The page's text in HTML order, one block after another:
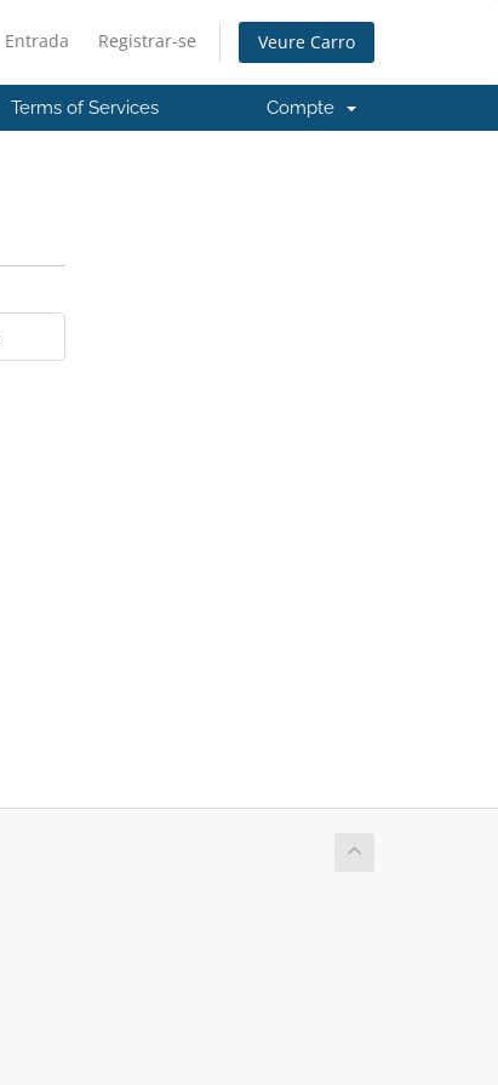
Entrada Registrar-se Veure Carro
Terms of Services Compte